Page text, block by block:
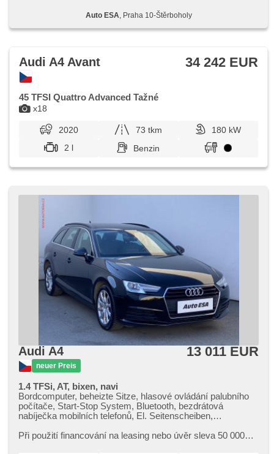
Airbag, LichtsensorAuto ESA , Praha 10-Štěrboholy
x18
Audi A4 Avant 34 242 EUR
45 TFSI Quattro Advanced Tažné
2020 73 tkm
180 kW
2 l
Benzin
Audi A4
neuer Preis
13 011 EUR
1.4 TFSi, AT, bixen, navi
Bordcomputer, beheizte Sitze, hlasové ovládání palubního
počítače, Start-Stop System, Bluetooth, bezdrátová
nabíječka mobilních telefonů, El. Seitenscheiben,
Multifunktionslenkrad, Bi Xenon-Scheinwerfer,
Při použití financování na leasing nebo úvěr sleva 50 000